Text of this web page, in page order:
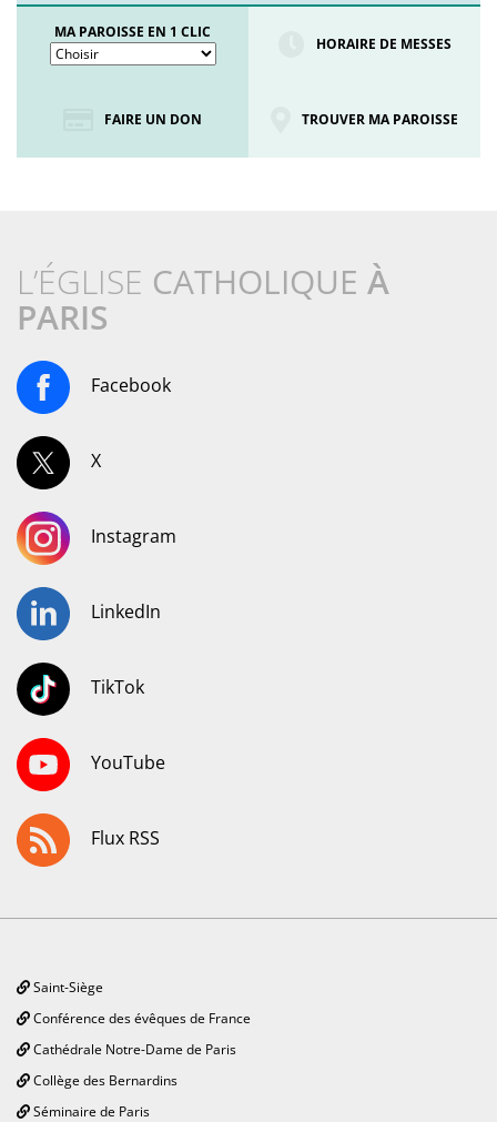
MA PAROISSE EN 1 CLIC
HORAIRE DE MESSES
FAIRE UN DON TROUVER MA PAROISSE
L’ÉGLISE CATHOLIQUE À
PARIS
Facebook
X
Instagram
LinkedIn
TikTok
YouTube
Flux RSS
Saint-Siège
Conférence des évêques de France
Cathédrale Notre-Dame de Paris
Collège des Bernardins
Séminaire de Paris